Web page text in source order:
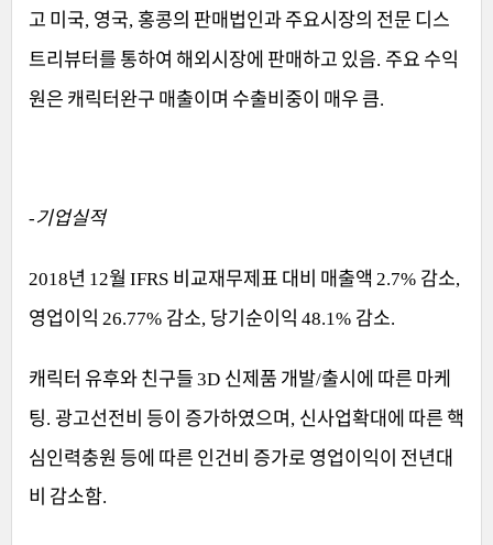
고 미국, 영국, 홍콩의 판매법인과 주요시장의 전문 디스
트리뷰터를 통하여 해외시장에 판매하고 있음. 주요 수익
원은 캐릭터완구 매출이며 수출비중이 매우 큼.
-기업실적
2018년 12월 IFRS 비교재무제표 대비 매출액 2.7% 감소,
영업이익 26.77% 감소, 당기순이익 48.1% 감소.
캐릭터 유후와 친구들 3D 신제품 개발/출시에 따른 마케
팅. 광고선전비 등이 증가하였으며 , 신사업확대에 따른 핵
심인력충원 등에 따른 인건비 증가로 영업이익이 전년대
비 감소함.